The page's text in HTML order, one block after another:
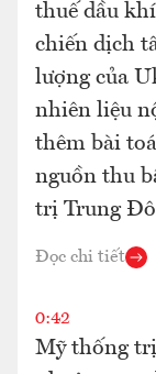
thuế dầu
chiến dịch
lượng của
nhiên liệu
thêm bài
nguồn thu
trị Trung
Đọc chi tiết
0:42
Mỹ thống